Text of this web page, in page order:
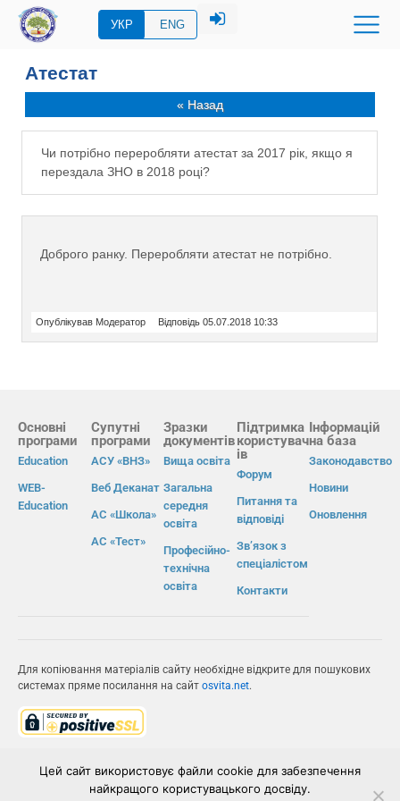
УКР ENG
Атестат
« Назад
Чи потрібно переробляти атестат за 2017 рік, якщо я
перездала ЗНО в 2018 році?
Доброго ранку. Переробляти атестат не потрібно.
Опублікував Модератор Відповідь 05.07.2018 10:33
Основні
програми
Education
WEB-
Education
Супутні
програми
АСУ «ВНЗ»
Веб Деканат
АС «Школа»
АС «Тест»
Зразки
документів
Вища освіта
Загальна
середня
освіта
Професійно-
технічна
освіта
Підтримка
користувач
ів
Форум
Питання та
відповіді
Зв’язок з
спеціалістом
Контакти
Інформацій
на база
Законодавство
Новини
Оновлення
Для копіювання матеріалів сайту необхідне відкрите для пошукових
системах пряме посилання на сайт osvita.net.
Цей сайт використовує файли cookie для забезпечення
найкращого користувацького досвіду.